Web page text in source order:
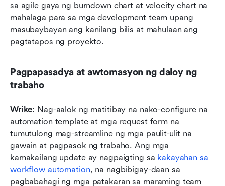
sa agile gaya ng burndown chart at velocity chart na
mahalaga para sa mga development team upang
masubaybayan ang kanilang bilis at mahulaan ang
pagtatapos ng proyekto.
Pagpapasadya at awtomasyon ng daloy ng
trabaho
Wrike: Nag-aalok ng matitibay na nako-configure na
automation template at mga request form na
tumutulong mag-streamline ng mga paulit-ulit na
gawain at pagpasok ng trabaho. Ang mga
kamakailang update ay nagpaigting sa kakayahan sa
workflow automation, na nagbibigay-daan sa
pagbabahagi ng mga patakaran sa maraming team